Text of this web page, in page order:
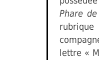
Phare
lettre «